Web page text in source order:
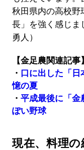
秋田県内の高校野
長」を強く感じま
勇人）
【金足農関連記事】
・ 口に出した「
憶の夏
・ 平成最後に「
ぽい野球
現在、料理の